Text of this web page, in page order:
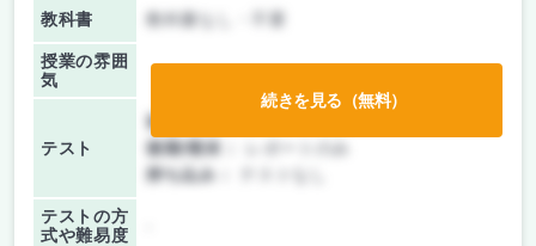
教科書 教科書なし・不要
授業の雰囲
気
テスト
前期/中間：
後期/期末：
持ち込み：
テストの方
式や難易度
続きを見る（無料）